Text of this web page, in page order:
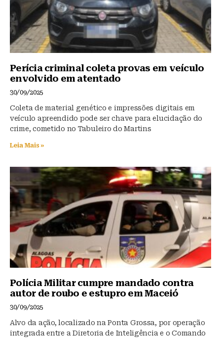
Perícia criminal coleta provas em veículo
envolvido em atentado
30/09/2025
Coleta de material genético e impressões digitais em
veículo apreendido pode ser chave para elucidação do
crime, cometido no Tabuleiro do Martins
Leia Mais »
Polícia Militar cumpre mandado contra
autor de roubo e estupro em Maceió
30/09/2025
Alvo da ação, localizado na Ponta Grossa, por operação
integrada entre a Diretoria de Inteligência e o Comando